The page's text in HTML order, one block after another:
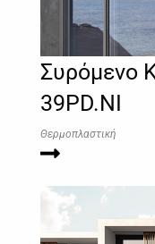
Συρόμενο
39PD.NI
Θερμοπλαστική